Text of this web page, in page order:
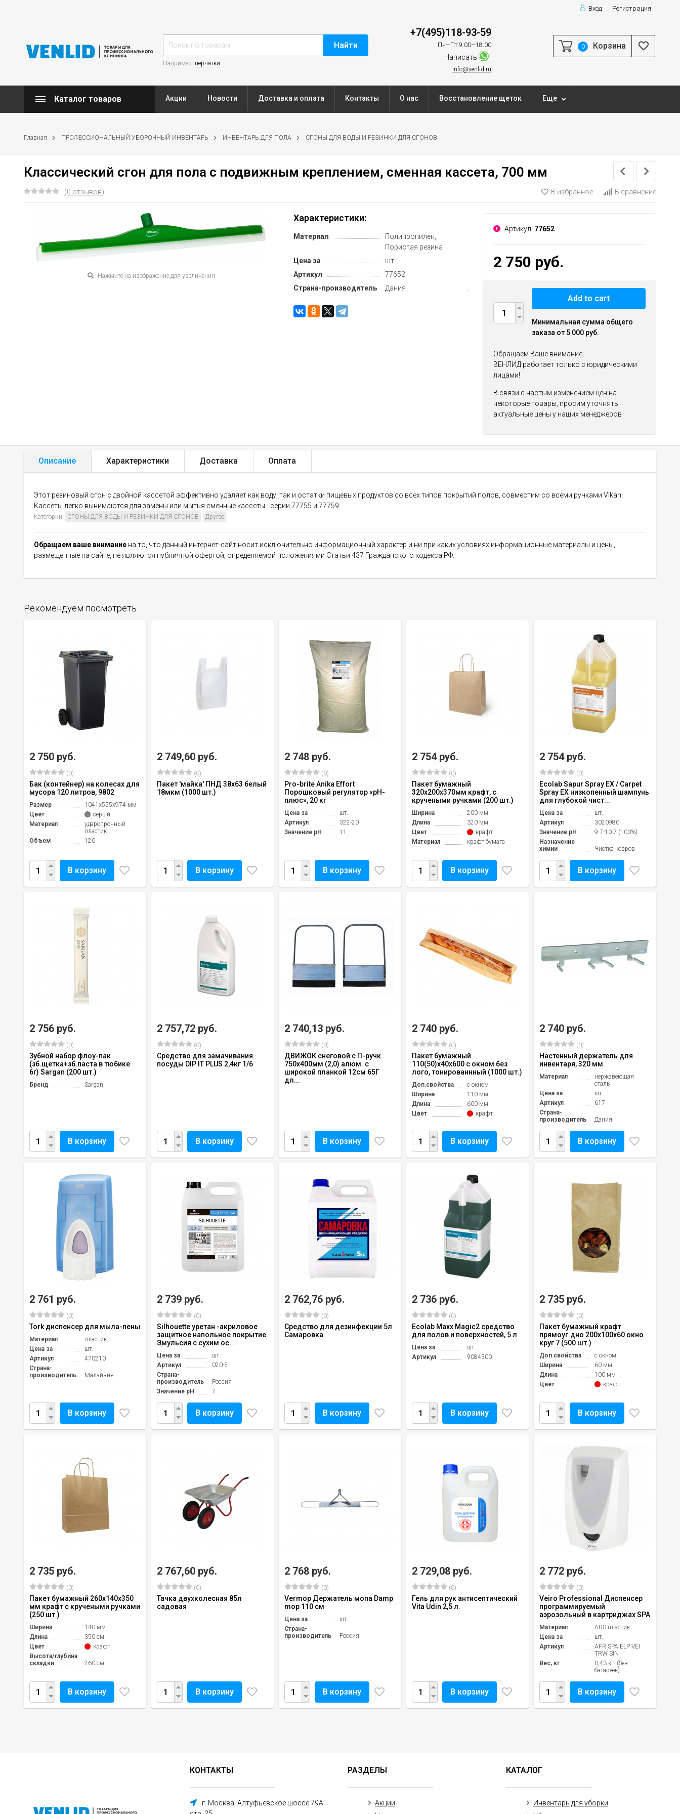
Вход Регистрация
Найти
Например: перчатки
+7(495)118-93-59
Пн—Пт 9:00—18:00
Написать
info@venlid.ru
0 Корзина
Каталог товаров Акции Новости Доставка и оплата Контакты О нас Восстановление щеток Еще
Главная ПРОФЕССИОНАЛЬНЫЙ УБОРОЧНЫЙ ИНВЕНТАРЬ ИНВЕНТАРЬ ДЛЯ ПОЛА СГОНЫ ДЛЯ ВОДЫ И РЕЗИНКИ ДЛЯ СГОНОВ
Классический сгон для пола с подвижным креплением, сменная кассета, 700 мм
(0 отзывов) В избранное В сравнение
Нажмите на изображение для увеличения
Характеристики:
Материал
Полипропилен,
Пористая резина
Цена за
шт.
Артикул
77652
Страна-производитель
Дания
Артикул: 77652
2 750 руб.
Add to cart
Минимальная сумма общего
заказа от 5 000 руб.
Обращаем Ваше внимание,
ВЕНЛИД работает только с юридическими
лицами!
В связи с частым изменением цен на
некоторые товары, просим уточнять
актуальные цены у наших менеджеров
Описание Характеристики Доставка Оплата
Этот резиновый сгон с двойной кассетой эффективно удаляет как воду, так и остатки пищевых продуктов со всех типов покрытий полов, совместим со всеми ручками Vikan.
Кассеты легко вынимаются для замены или мытья сменные кассеты - серии 77755 и 77759.
Категории: СГОНЫ ДЛЯ ВОДЫ И РЕЗИНКИ ДЛЯ СГОНОВ Другое
Обращаем ваше внимание на то, что данный интернет-сайт носит исключительно информационный характер и ни при каких условиях информационные материалы и цены,
размещенные на сайте, не являются публичной офертой, определяемой положениями Статьи 437 Гражданского кодекса РФ.
Рекомендуем посмотреть
2 750 руб.
(0)
Бак (контейнер) на колесах для
мусора 120 литров, 9802
Размер
1041x555x974 мм
Цвет
серый
Материал
ударопрочный
пластик
Объем
120
В корзину
2 749,60 руб.
(0)
Пакет 'майка' ПНД 38х63 белый
18мкм (1000 шт.)
В корзину
2 748 руб.
(0)
Pro-brite Anika Effort
Порошковый регулятор «рН-
плюс», 20 кг
Цена за
шт.
Артикул
322-20
Значение pH
11
В корзину
2 754 руб.
(0)
Пакет бумажный
320х200х370мм крафт, с
кручеными ручками (200 шт.)
Ширина
200 мм
Длина
320 мм
Цвет
крафт
Материал
крафт бумага
В корзину
2 754 руб.
(0)
Ecolab Sapur Spray EX / Carpet
Spray EX низкопенный шампунь
для глубокой чист...
Цена за
шт.
Артикул
3020980
Значение pH
9.7-10.7 (100%)
Назначение
химии
Чистка ковров
В корзину
2 756 руб.
(0)
Зубной набор флоу-пак
(зб.щетка+зб.паста в тюбике
6г) Sargan (200 шт.)
Бренд Sargan
В корзину
2 757,72 руб.
(0)
Средство для замачивания
посуды DIP IT PLUS 2,4кг 1/6
В корзину
2 740,13 руб.
(0)
ДВИЖОК снеговой с П-ручк.
750х400мм (2,0) алюм. с
широкой планкой 12см 65Г
дл...
В корзину
2 740 руб.
(0)
Пакет бумажный
110(50)х40х600 с окном без
лого, тонированнный (1000 шт.)
Доп.свойства
с окном
Ширина
110 мм
Длина
600 мм
Цвет
крафт
В корзину
2 740 руб.
(0)
Настенный держатель для
инвентаря, 320 мм
Материал
нержавеющая
сталь
Цена за
шт.
Артикул
617
Страна-
производитель
Дания
В корзину
2 761 руб.
(0)
Tork диспенсер для мыла-пены
Материал
пластик
Цена за
шт.
Артикул
470210
Страна-
производитель
Малайзия
В корзину
2 739 руб.
(0)
Silhouette уретан -акриловое
защитное напольное покрытие.
Эмульсия с сухим ос...
Цена за
шт.
Артикул
020-5
Страна-
производитель
Россия
Значение pH
7
В корзину
2 762,76 руб.
(0)
Средство для дезинфекции 5л
Самаровка
В корзину
2 736 руб.
(0)
Ecolab Maxx Magic2 средство
для полов и поверхностей, 5 л
Цена за
шт.
Артикул
9084500
В корзину
2 735 руб.
(0)
Пакет бумажный крафт
прямоуг.дно 200х100х60 окно
круг 7 (500 шт.)
Доп.свойства
с окном
Ширина
60 мм
Длина
100 мм
Цвет
крафт
В корзину
2 735 руб.
(0)
Пакет бумажный 260х140х350
мм крафт с кручеными ручками
(250 шт.)
Ширина
140 мм
Длина
350 см
Цвет
крафт
Высота/глубина
складки
260 см
В корзину
2 767,60 руб.
(0)
Тачка двухколесная 85л
садовая
В корзину
2 768 руб.
(0)
Vermop Держатель мопа Damp
mop 110 см
Цена за
шт.
Страна-
производитель
Россия
В корзину
2 729,08 руб.
(0)
Гель для рук антисептический
Vita Udin 2,5 л.
В корзину
2 772 руб.
(0)
Veiro Professional Диспенсер
программируемый
аэрозольный в картриджах SPA
Материал
ABS-пластик
Цена за
шт.
Артикул
AFR SPA ELP VEI
TRW SIN
Вес, кг
0,43 кг. (без
батареек)
В корзину
КОНТАКТЫ
г. Москва, Алтуфьевское шоссе 79А
РАЗДЕЛЫ
Акции
КАТАЛОГ
Инвентарь для уборки